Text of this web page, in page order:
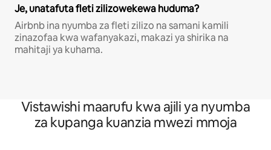
Je, unatafuta fleti zilizowekewa huduma?
Airbnb ina nyumba za fleti zilizo na samani kamili
zinazofaa kwa wafanyakazi, makazi ya shirika na
mahitaji ya kuhama.
Vistawishi maarufu kwa ajili ya nyumba
za kupanga kuanzia mwezi mmoja